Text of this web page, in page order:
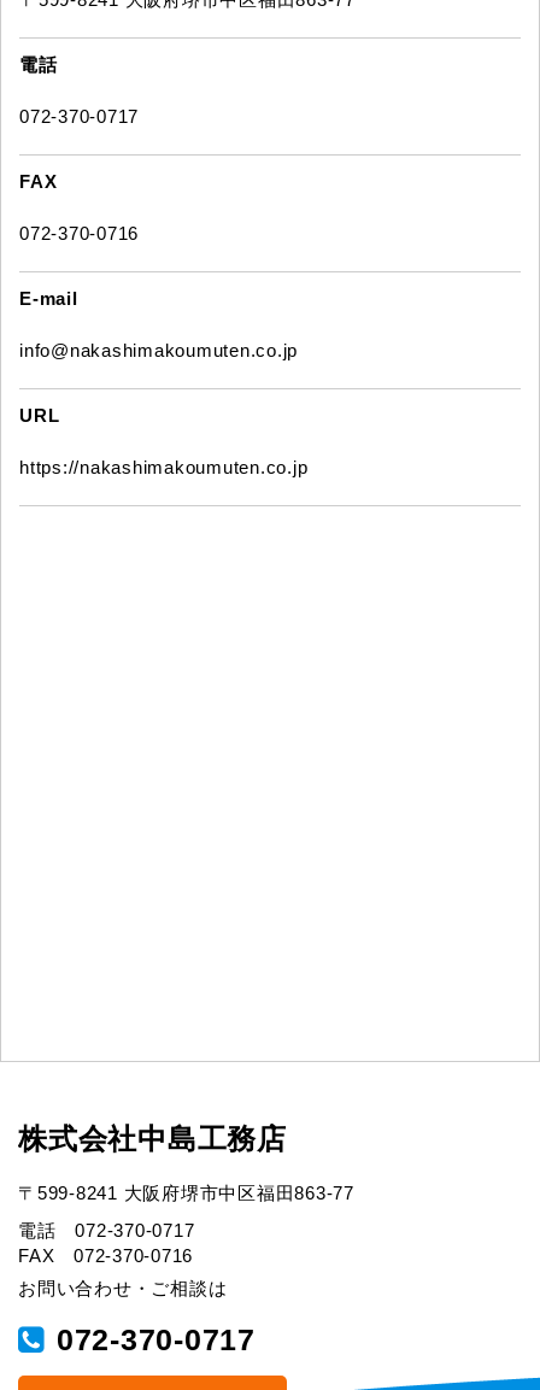
電話
072-370-0717
FAX
072-370-0716
E-mail
info@nakashimakoumuten.co.jp
URL
https://nakashimakoumuten.co.jp
株式会社中島工務店
〒599-8241 大阪府堺市中区福田863-77
電話 072-370-0717
FAX 072-370-0716
お問い合わせ・ご相談は
072-370-0717